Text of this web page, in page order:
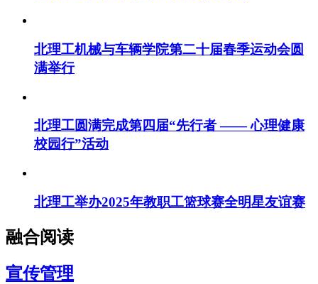
北理工机械与车辆学院第二十届春季运动会圆
满举行
北理工圆满完成第四届“先行者 —— 心理健康
校园行”活动
北理工举办2025年教职工篮球赛全明星友谊赛
融合阅读
宣传管理